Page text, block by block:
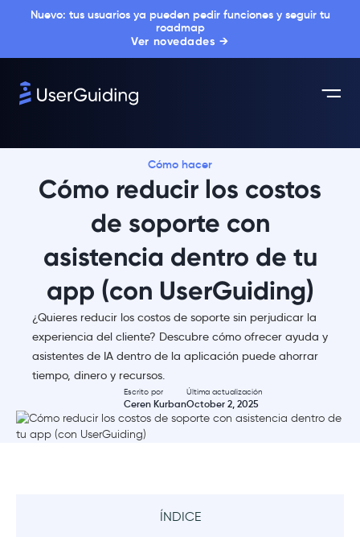
Nuevo: tus usuarios ya pueden pedir funciones y seguir tu
roadmap
Ver novedades →
Cómo hacer
Cómo reducir los costos
de soporte con
asistencia dentro de tu
app (con UserGuiding)
¿Quieres reducir los costos de soporte sin perjudicar la
experiencia del cliente? Descubre cómo ofrecer ayuda y
asistentes de IA dentro de la aplicación puede ahorrar
tiempo, dinero y recursos.
Escrito por
Ceren Kurban
Última actualización
October 2, 2025
ÍNDICE